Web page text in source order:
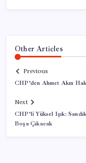
Other Articles
Previous
CHP’den Ahmet Akın
Next
CHP’li Yüksel Işık:
Boşa Çıkacak